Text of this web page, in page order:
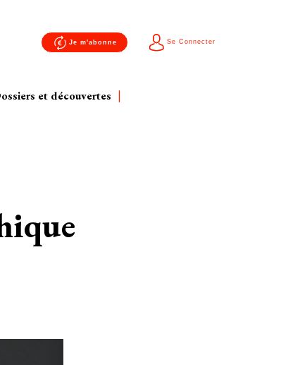
Je m'abonne Se Connecter
et découvertes